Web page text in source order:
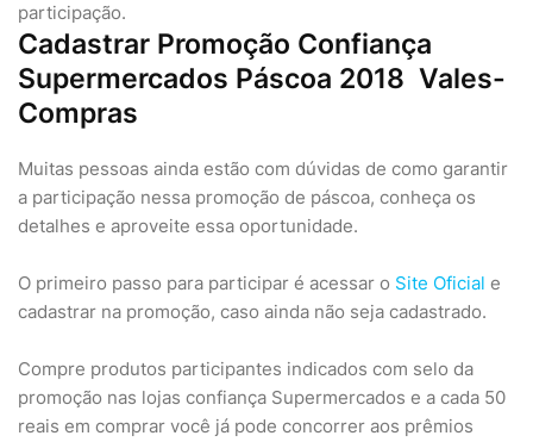
participação.
Cadastrar Promoção Confiança
Supermercados Páscoa 2018 Vales-
Compras
Muitas pessoas ainda estão com dúvidas de como garantir
a participação nessa promoção de páscoa, conheça os
detalhes e aproveite essa oportunidade.
O primeiro passo para participar é acessar o Site Oficial e
cadastrar na promoção, caso ainda não seja cadastrado.
Compre produtos participantes indicados com selo da
promoção nas lojas confiança Supermercados e a cada 50
reais em comprar você já pode concorrer aos prêmios